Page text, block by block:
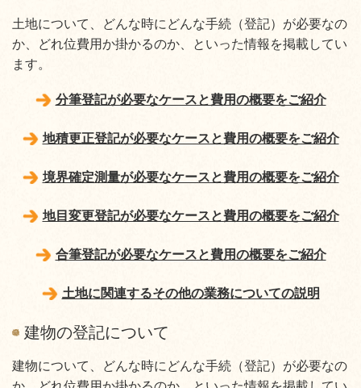
土地について、どんな時にどんな手続（登記）が必要なの
か、どれ位費用か掛かるのか、といった情報を掲載してい
ます。
分筆登記が必要なケースと費用の概要をご紹介
地積更正登記が必要なケースと費用の概要をご紹介
境界確定測量が必要なケースと費用の概要をご紹介
地目変更登記が必要なケースと費用の概要をご紹介
合筆登記が必要なケースと費用の概要をご紹介
土地に関連するその他の業務についての説明
建物の登記について
建物について、どんな時にどんな手続（登記）が必要なの